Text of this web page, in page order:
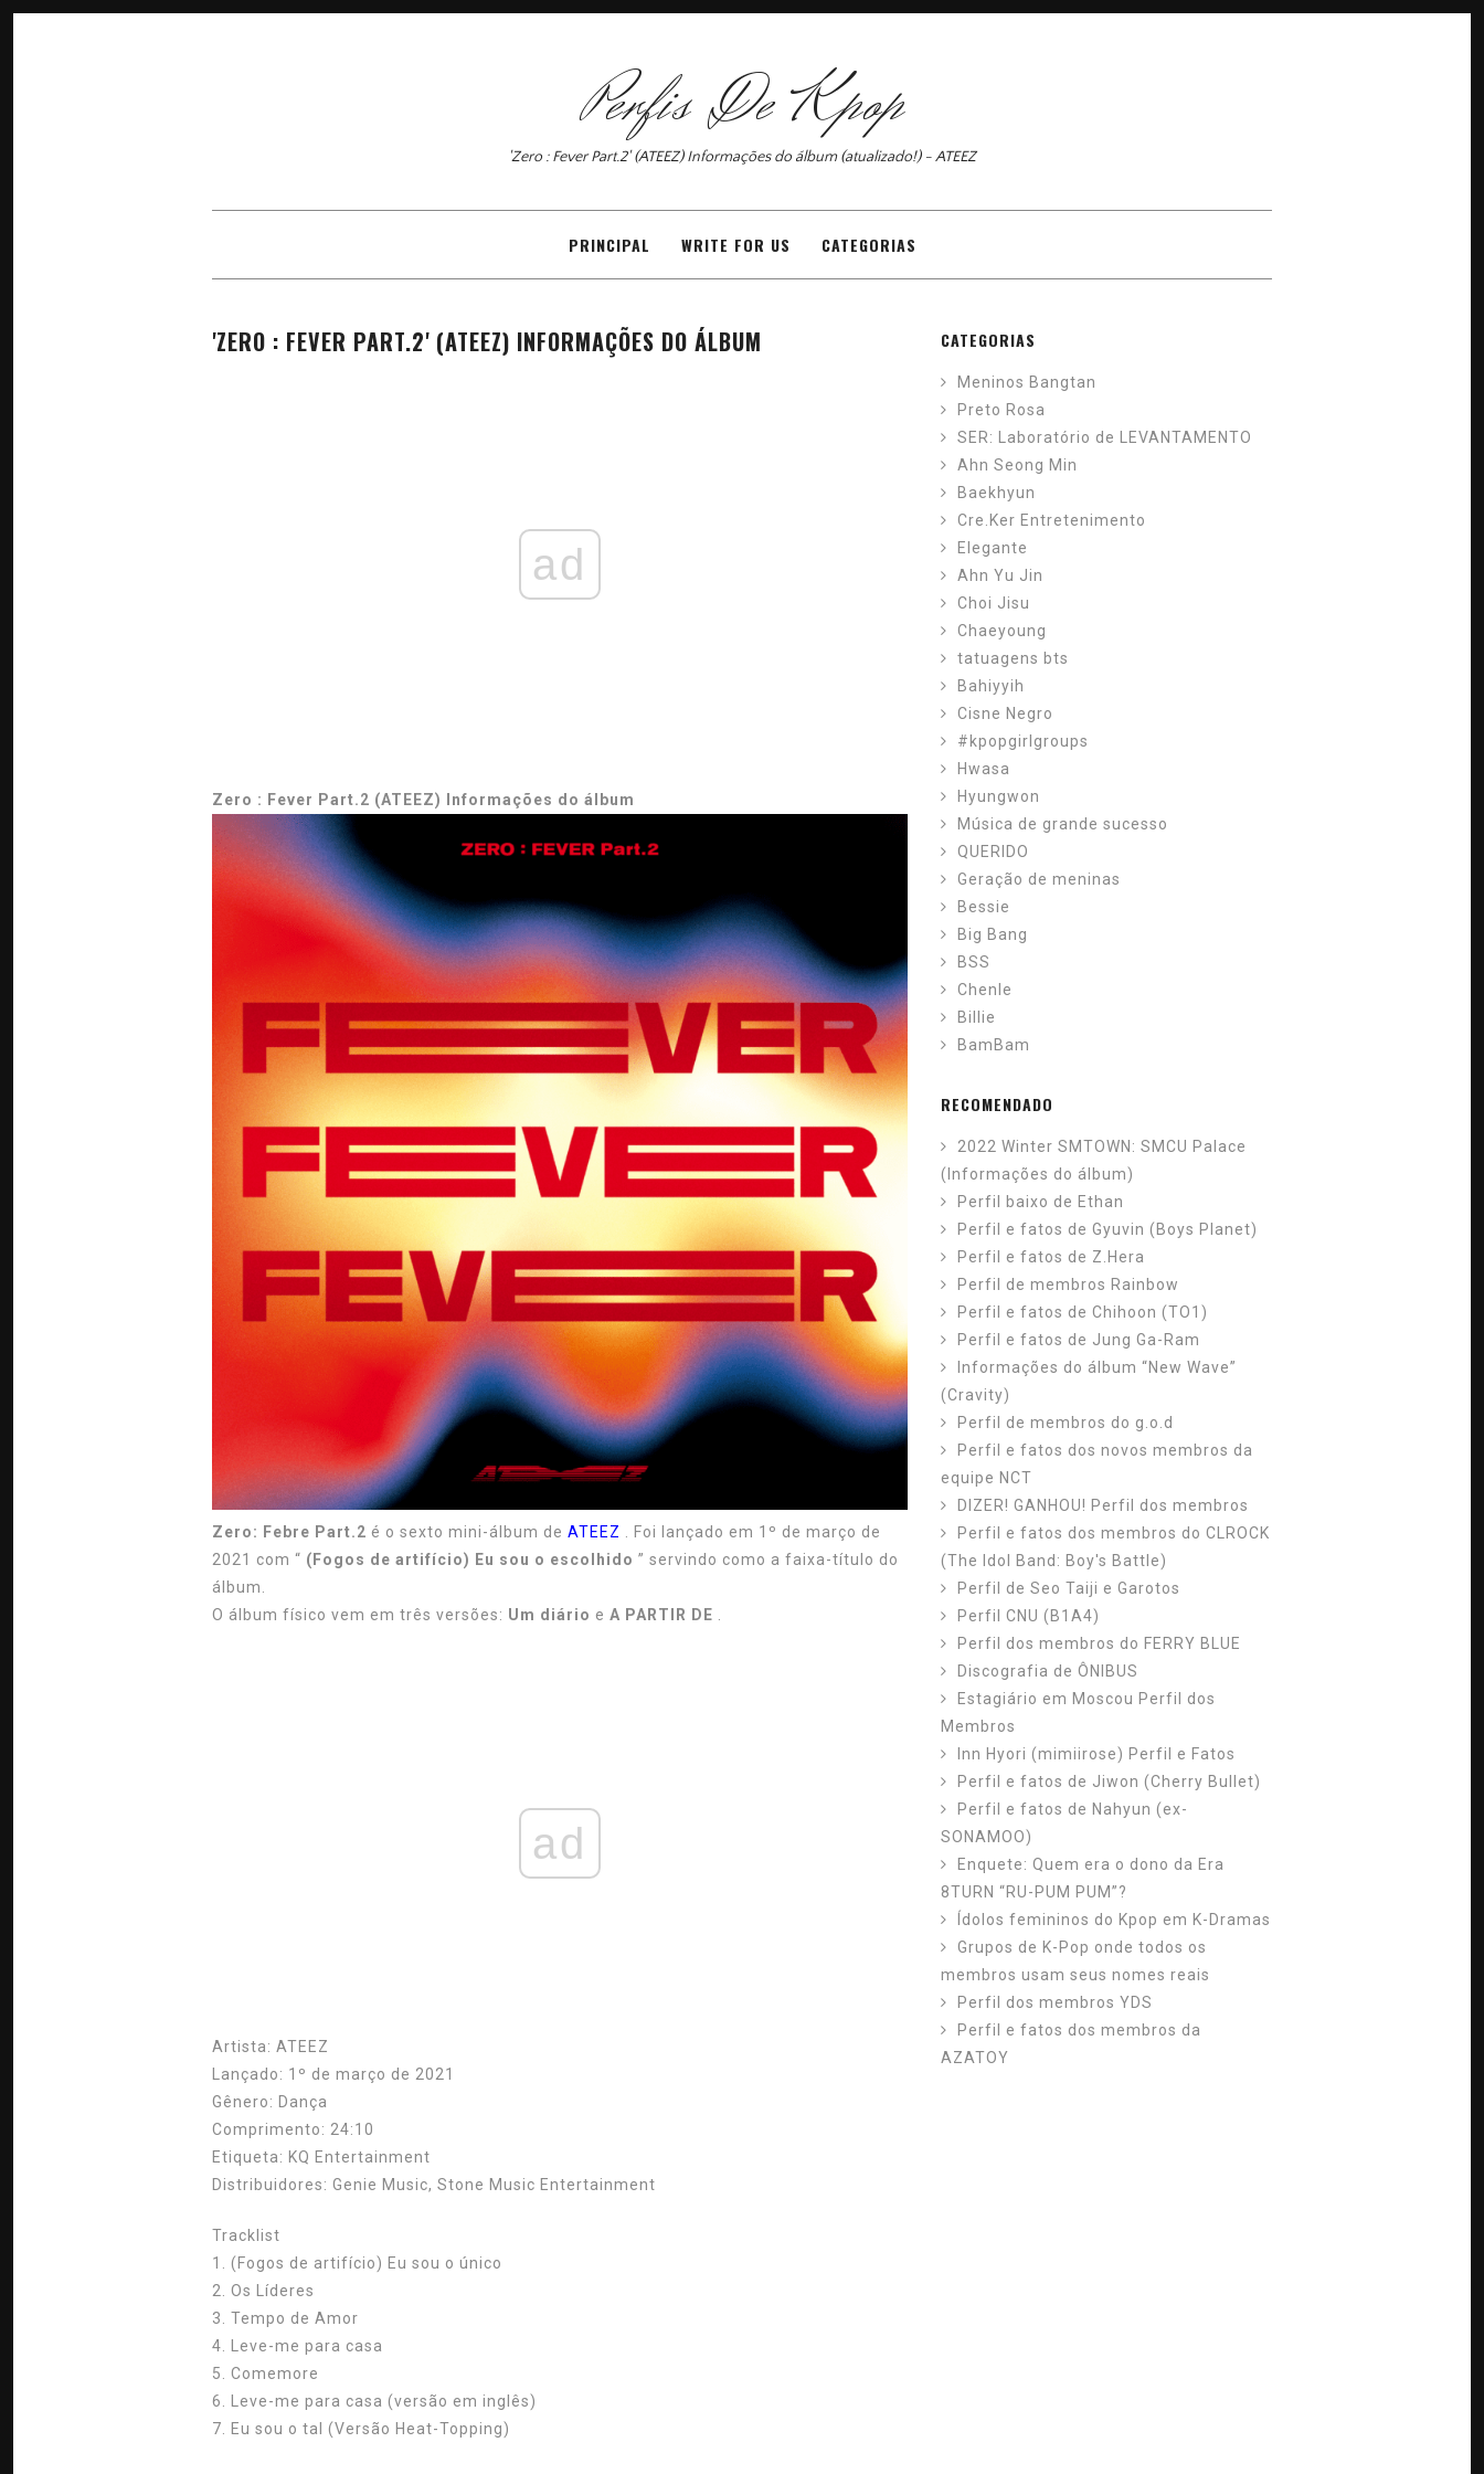
Perfis De Kpop
'Zero : Fever Part.2' (ATEEZ) Informações do álbum (atualizado!) - ATEEZ
PRINCIPAL WRITE FOR US CATEGORIAS
'ZERO : FEVER PART.2' (ATEEZ) INFORMAÇÕES DO ÁLBUM
ad
Zero : Fever Part.2 (ATEEZ) Informações do álbum
Zero: Febre Part.2 é o sexto mini-álbum de ATEEZ . Foi lançado em 1º de março de
2021 com “ (Fogos de artifício) Eu sou o escolhido ” servindo como a faixa-título do
álbum.
O álbum físico vem em três versões: Um diário e A PARTIR DE .
ad
Artista: ATEEZ
Lançado: 1º de março de 2021
Gênero: Dança
Comprimento: 24:10
Etiqueta: KQ Entertainment
Distribuidores: Genie Music, Stone Music Entertainment
Tracklist
1. (Fogos de artifício) Eu sou o único
2. Os Líderes
3. Tempo de Amor
4. Leve-me para casa
5. Comemore
6. Leve-me para casa (versão em inglês)
7. Eu sou o tal (Versão Heat-Topping)
CATEGORIAS
Meninos Bangtan
Preto Rosa
SER: Laboratório de LEVANTAMENTO
Ahn Seong Min
Baekhyun
Cre.Ker Entretenimento
Elegante
Ahn Yu Jin
Choi Jisu
Chaeyoung
tatuagens bts
Bahiyyih
Cisne Negro
#kpopgirlgroups
Hwasa
Hyungwon
Música de grande sucesso
QUERIDO
Geração de meninas
Bessie
Big Bang
BSS
Chenle
Billie
BamBam
RECOMENDADO
2022 Winter SMTOWN: SMCU Palace
(Informações do álbum)
Perfil baixo de Ethan
Perfil e fatos de Gyuvin (Boys Planet)
Perfil e fatos de Z.Hera
Perfil de membros Rainbow
Perfil e fatos de Chihoon (TO1)
Perfil e fatos de Jung Ga-Ram
Informações do álbum “New Wave”
(Cravity)
Perfil de membros do g.o.d
Perfil e fatos dos novos membros da
equipe NCT
DIZER! GANHOU! Perfil dos membros
Perfil e fatos dos membros do CLROCK
(The Idol Band: Boy's Battle)
Perfil de Seo Taiji e Garotos
Perfil CNU (B1A4)
Perfil dos membros do FERRY BLUE
Discografia de ÔNIBUS
Estagiário em Moscou Perfil dos
Membros
Inn Hyori (mimiirose) Perfil e Fatos
Perfil e fatos de Jiwon (Cherry Bullet)
Perfil e fatos de Nahyun (ex-
SONAMOO)
Enquete: Quem era o dono da Era
8TURN “RU-PUM PUM”?
Ídolos femininos do Kpop em K-Dramas
Grupos de K-Pop onde todos os
membros usam seus nomes reais
Perfil dos membros YDS
Perfil e fatos dos membros da
AZATOY